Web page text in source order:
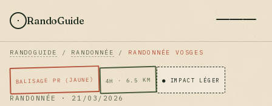
RandoGuide
RANDOGUIDE / RANDONNÉE / RANDONNÉE VOSGES
BALISAGE PR (JAUNE) 4H · 6.5 KM ● IMPACT LÉGER
RANDONNÉE · 21/03/2026